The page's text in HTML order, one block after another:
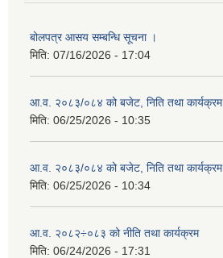
बोलपत्र आसय सम्बन्धि सूचना ।
मिति: 07/16/2026 - 17:04
आ.व. २०८३/०८४ को बजेट, निति तथा कार्यक्रम
मिति: 06/25/2026 - 10:35
आ.व. २०८३/०८४ को बजेट, निति तथा कार्यक्रम
मिति: 06/25/2026 - 10:34
आ.व. २०८२÷०८३ को नीति तथा कार्यक्रम
मिति: 06/24/2026 - 17:31